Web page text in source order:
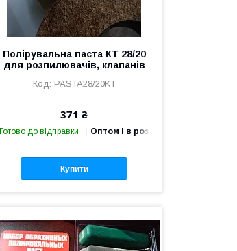
Полірувальна паста КТ 28/20
для розпилювачів, клапанів
PASTA28/20KT
371 ₴
Готово до відправки Оптом і в роздріб
Купити